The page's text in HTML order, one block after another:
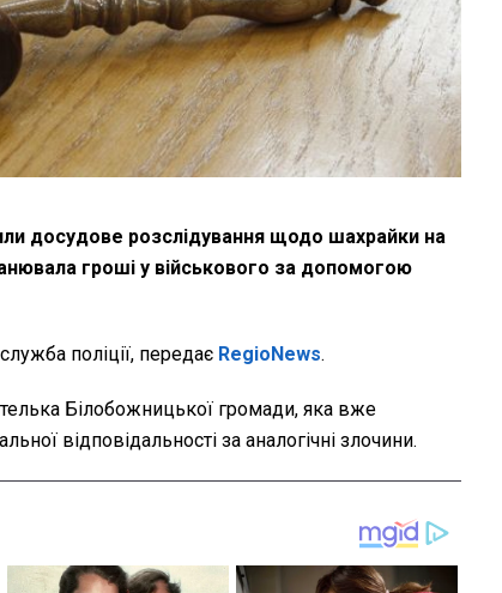
досудове розслідування щодо шахрайки на
гроші у військового за допомогою
поліції, передає RegioNews.
Білобожницької громади, яка вже
відповідальності за аналогічні злочини.